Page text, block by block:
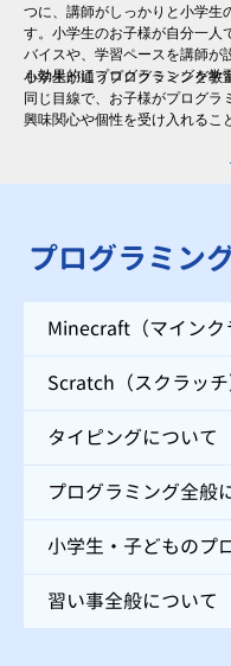
つに、講師がしっかりと小学生
す。小学生のお子様が自分一人
バイスや、学習ペースを講師が
も効果的にプログラミングを学
小学生が通うプログラミング教
同じ目線で、お子様がプログラ
興味関心や個性を受け入れるこ
度に合わせた個別指導を行う「
プログラミン
Minecraft（マインク
Scratch（スクラッ
タイピングについて
プログラミング全般
小学生・子どものプ
習い事全般について